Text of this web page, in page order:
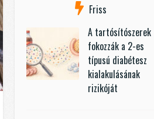
Friss
A tartósítószerek
fokozzák a 2-es
típusú diabétesz
kialakulásának
rizikóját